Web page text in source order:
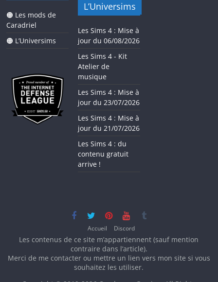
🟠 Les mods de
Caradriel
🟠 L’Universims
L’Universims
Les Sims 4 : Mise à
jour du 06/08/2026
Les Sims 4 - Kit
Atelier de
musique
Les Sims 4 : Mise à
jour du 23/07/2026
Les Sims 4 : Mise à
jour du 21/07/2026
Les Sims 4 : du
contenu gratuit
arrive !
Accueil Discord
Les contenus de ce site m’appartiennent (sauf mention
contraire dans l’article).
Merci de me contacter ou mettre un lien vers mon site si vous
souhaitez les utiliser.